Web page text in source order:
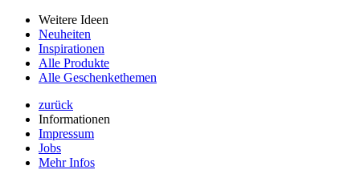
Weitere Ideen
Neuheiten
Inspirationen
Alle Produkte
Alle Geschenkethemen
zurück
Informationen
Impressum
Jobs
Mehr Infos